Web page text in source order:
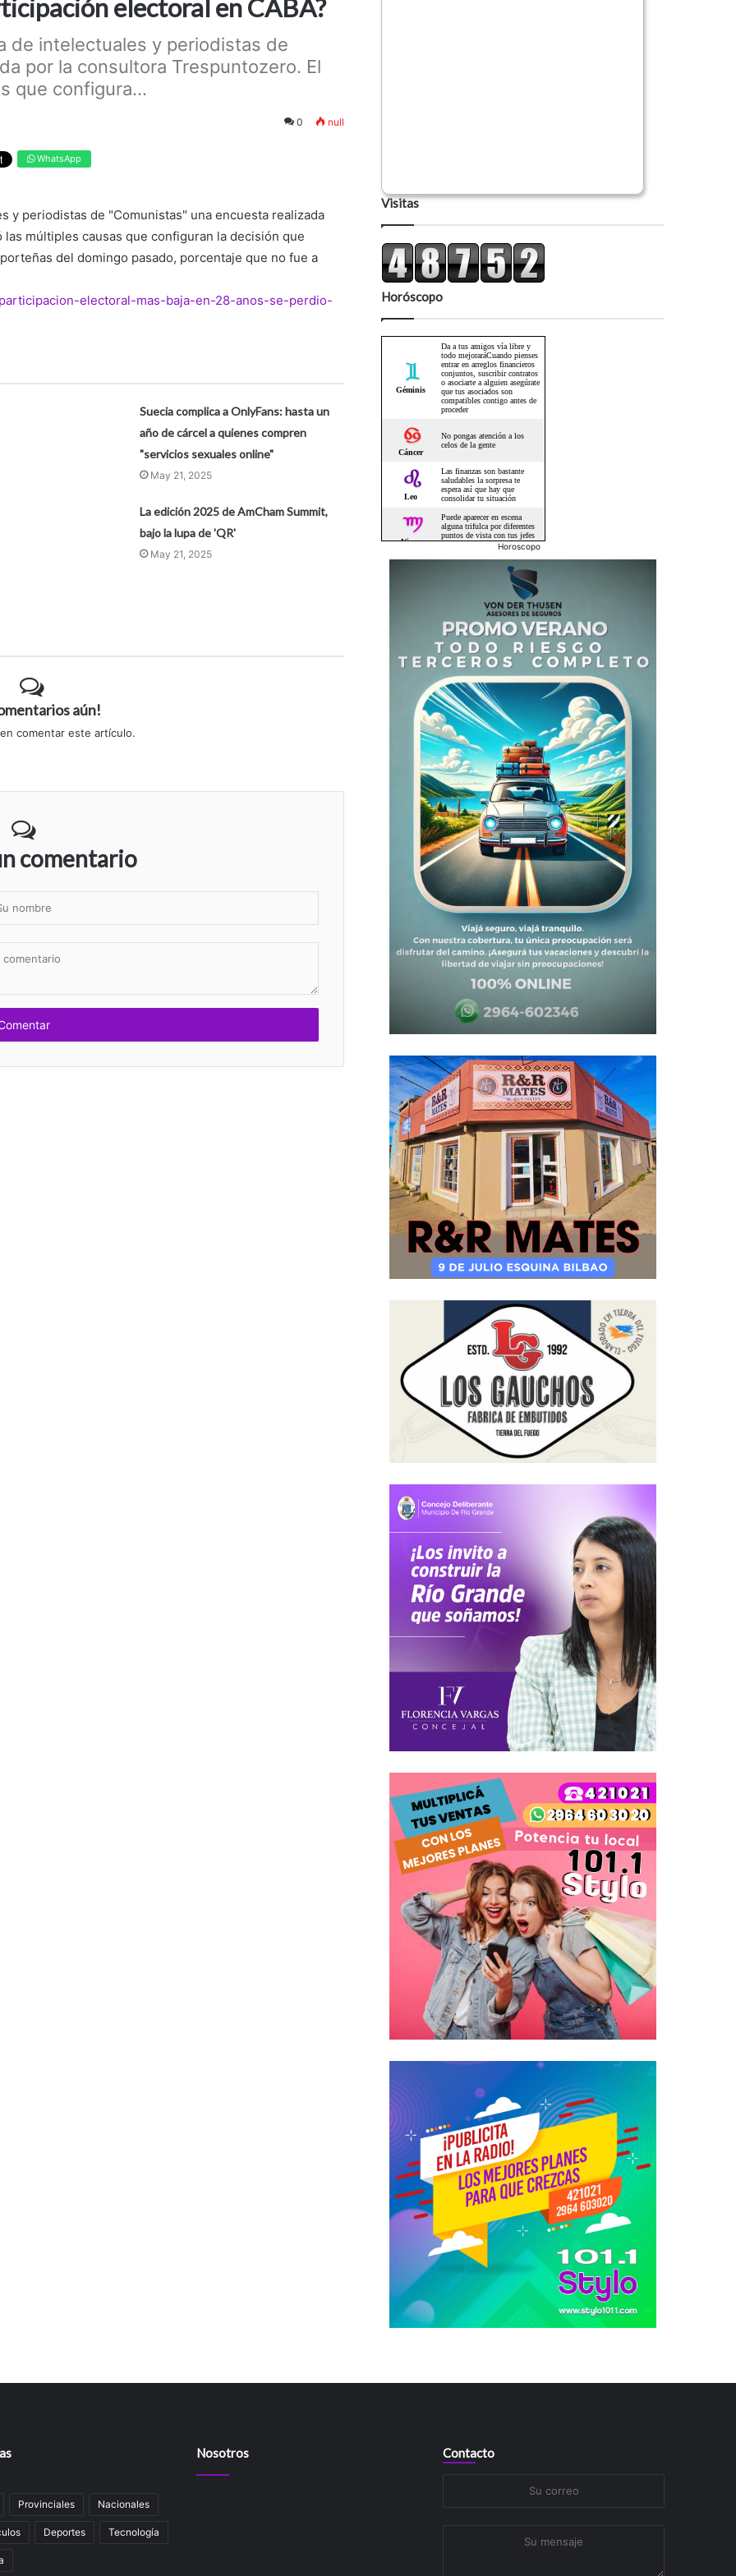
electoral en CABA?
de intelectuales y periodistas de
por la consultora Trespuntozero. El
que configura...
0 null
WhatsApp
y periodistas de "Comunistas" una encuesta realizada
múltiples causas que configuran la decisión que
del domingo pasado, porcentaje que no fue a
electoral-mas-baja-en-28-anos-se-perdio-
Suecia complica a OnlyFans: hasta un
año de cárcel a quienes compren
"servicios sexuales online"
May 21, 2025
La edición 2025 de AmCham Summit,
bajo la lupa de 'QR'
May 21, 2025
aún!
comentar este artículo.
comentario
Visitas
Horóscopo
Horoscopo
Provinciales Nacionales
Deportes Tecnología
Nosotros Contacto